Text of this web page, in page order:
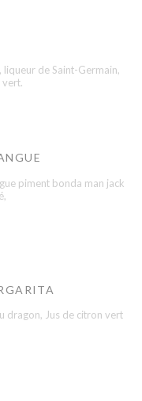
de Saint-Germain,
piment bonda man jack
dragon, Jus de citron vert